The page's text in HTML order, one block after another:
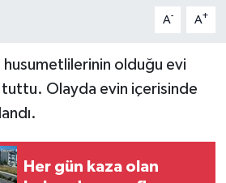
A- A+
husumetlilerinin olduğu evi
tuttu. Olayda evin içerisinde
Her gün kaza olan